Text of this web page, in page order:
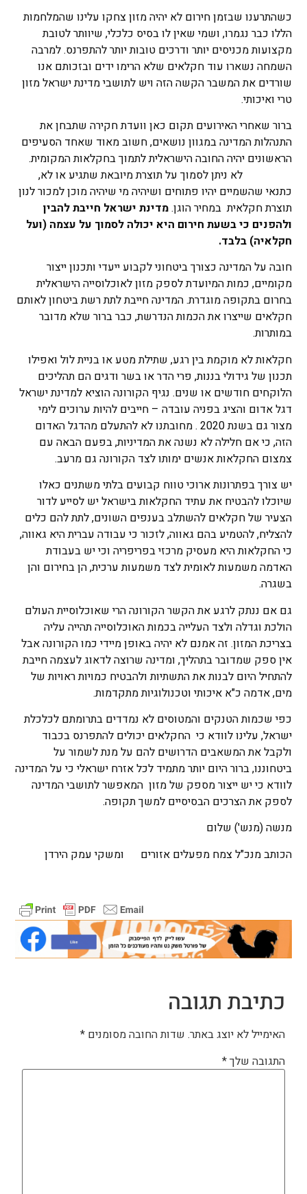
כשהתרענו שבזמן חירום לא יהיה מזון צחקו עלינו שהמלחמות
הללו כבר נגמרו, ושמי שאין לו בסיס כלכלי, שיוותר לטובת
מקצועות מכניסים יותר ודרכים טובות יותר להתפרנס. למרבה
השמחה נשארו עוד חקלאים שלא הרימו ידים ובזכותם אנו
שורדים את המשבר הקשה הזה ויש לתושבי מדינת ישראל מזון
טרי ואיכותי.
ברור שאחרי האירועים תקום כאן וועדת חקירה שתבחן את
התנהלות המדינה במגוון נושאים, חשוב מאוד שאחד הסעיפים
הראשונים יהיה החובה הישראלית לתמוך בחקלאות המקומית.
לא ניתן לסמוך על תוצרת מיובאת שתגיע או לא,
כתנאי שהשמיים יהיו פתוחים ושיהיה מי שיהיה מוכן למכור לנון
תוצרת חקלאית במחיר הוגן.מדינת ישראל חייבת להבין
ולהפנים כי בשעת חירום היא יכולה לסמוך על עצמה (ועל
חקלאיה) בלבד.
חובה על המדינה כצורך ביטחוני לקבוע ייעדי ותכנון ייצור
מקומיים, כמות המיועדת לספק מזון לאוכלוסייה הישראלית
בחרום בתקופה מוגדרת. המדינה חייבת לתת רשת ביטחון לאותם
חקלאים שייצרו את הכמות הנדרשת, כבר ברור שלא מדובר
במותרות.
חקלאות לא מוקמת בין רגע, שתילת מטע או בניית לול ואפילו
תכנון של גידולי בננות, פרי הדר או בשר ודגים הם תהליכים
הלוקחים חודשים או שנים. נגיף הקורונה הוציא למדינת ישראל
דגל אדום והציג בפניה עובדה – חייבים להיות ערוכים לימי
מצור גם בשנת 2020 . מחובתנו לא להתעלם מהדגל האדום
הזה, כי אם חלילה לא נשנה את המדיניות, בפעם הבאה עם
צמצום החקלאות אנשים ימותו לצד הקורונה גם מרעב.
יש צורך בפתרונות ארוכי טווח קבועים בלתי משתנים כאלו
שיוכלו להבטיח את עתיד החקלאות בישראל יש לסייע לדור
הצעיר של חקלאים להשתלב בענפים השונים, לתת להם כלים
להצליח, להטמיע בהם גאווה, לזכור כי עבודה עברית היא גאווה,
כי החקלאות היא מעסיק מרכזי בפריפריה וכי יש בעבודת
האדמה משמעות לאומית לצד משמעות ערכית, הן בחירום והן
בשגרה.
גם אם ננתק לרגע את הקשר הקורונה הרי שאוכלוסיית העולם
הולכת וגדלה ולצד העלייה בכמות האוכלוסייה תהייה עליה
בצריכת המזון. זה אמנם לא יהיה באופן מיידי כמו הקורונה אבל
אין ספק שמדובר בתהליך, ומדינה שרוצה לדאוג לעצמה חייבת
להתחיל היום לבנות את התשתיות ולהבטיח כמויות ראויות של
מים, אדמה כ"א איכותי וטכנולוגיות מתקדמות.
כפי שכמות הטנקים והמטוסים לא נמדדים בתרומתם לכלכלת
ישראל, עלינו לוודא כי החקלאים יכולים להתפרנס בכבוד
ולקבל את המשאבים הדרושים להם על מנת לשמור על
ביטחוננו, ברור היום יותר מתמיד לכל אזרח ישראלי כי על המדינה
לוודא כי יש ייצור מספק של מזון המאפשר לתושבי המדינה
לספק את הצרכים הבסיסיים למשך תקופה.
מנשה (מנש') שלום
הכותב מנכ"ל צמח מפעלים אזורים ומשקי עמק הירדן
כתיבת תגובה
האימייל לא יוצג באתר. שדות החובה מסומנים *
התגובה שלך*